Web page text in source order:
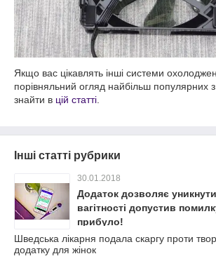
Якщо вас цікавлять інші системи
порівняльний огляд найбільш популярних
знайти в цій статті
Інші статті рубрики
30.01.2018
Додаток дозволяє
вагітності допустив
прибуло!
Шведська лікарня подала скаргу проти
додатку для жінок